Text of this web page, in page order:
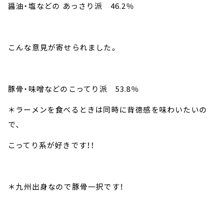
醤油・塩などの あっさり派 46.2％
こんな意見が寄せられました。
豚骨・味噌などのこってり派 53.8％
＊ラーメンを食べるときは同時に背徳感を味わいたいの
で、
こってり系が好きです！！
＊九州出身なので豚骨一択です！